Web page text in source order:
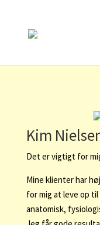
Kim
Det er vigtigt for
Mine klienter har
for mig at leve op
anatomisk,